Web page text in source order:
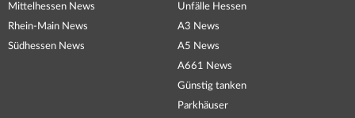
Mittelhessen News
Rhein-Main News
Südhessen News
Unfälle Hessen
A3 News
A5 News
A661 News
Günstig tanken
Parkhäuser